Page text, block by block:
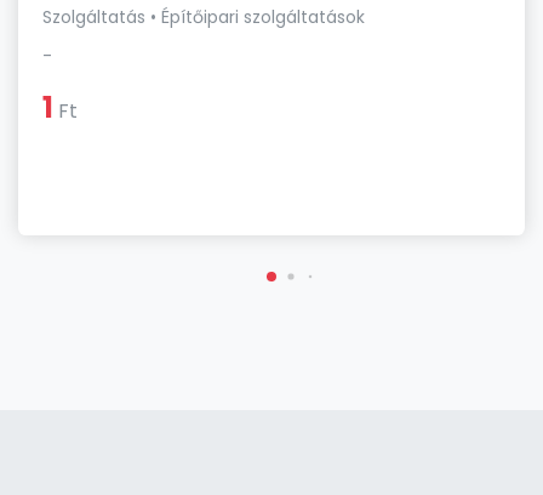
Szolgáltatás • Építőipari szolgáltatások
-
1 Ft